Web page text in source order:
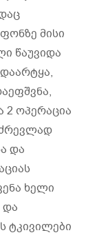
მისი
წაუვიდა
2 ოპერაცია
და
ხელი
და
ტკივილები